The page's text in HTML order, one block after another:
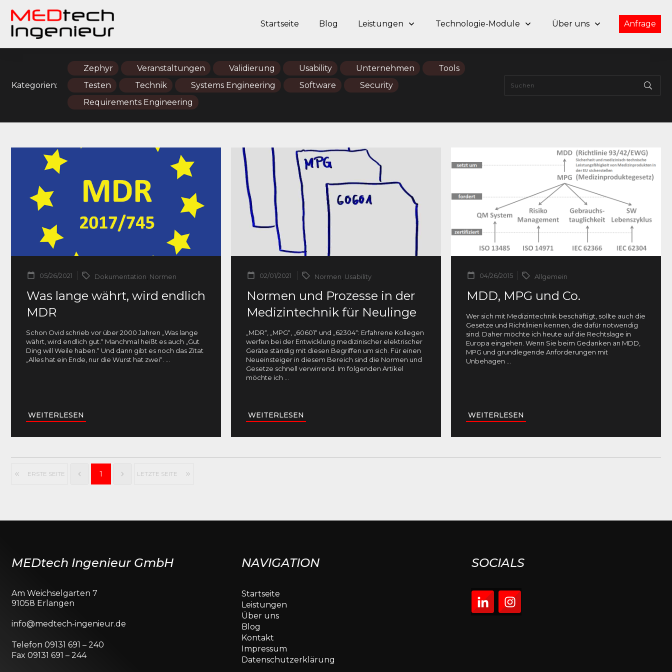
Startseite Blog Leistungen Technologie-Module Über uns Anfrage
Kategorien:
Zephyr Veranstaltungen Validierung Usability Unternehmen
Tools
Testen
Technik Systems Engineering Software
Security
Requirements Engineering
05/26/2021 Dokumentation Normen
Was lange währt, wird endlich
MDR
Schon Ovid schrieb vor über 2000 Jahren „Was lange
währt, wird endlich gut.“ Manchmal heißt es auch „Gut
Ding will Weile haben.“ Und dann gibt es noch das Zitat
„Alles hat ein Ende, nur die Wurst hat zwei“.
WEITERLESEN
02/01/2021 Normen Usability
Normen und Prozesse in der
Medizintechnik für Neulinge
„MDR“, „MPG“, „60601“ und „62304“: Erfahrene Kollegen
werfen bei der Entwicklung medizinischer elektrischer
Geräte ständig mit diesen Begriffen um sich. Für einen
Neueinsteiger in diesem Bereich sind die Normen und
Gesetze schnell verwirrend. Im folgenden Artikel
möchte ich
WEITERLESEN
04/26/2015 Allgemein
MDD, MPG und Co.
Wer sich mit Medizintechnik beschäftigt, sollte auch die
Gesetze und Richtlinien kennen, die dafür notwendig
sind. Daher möchte ich heute auf die Rechtslage in
Europa eingehen. Wenn Sie beim Gedanken an MDD,
MPG und grundlegende Anforderungen mit
Unbehagen
WEITERLESEN
ERSTE SEITE 1 LETZTE SEITE
MEDtech Ingenieur GmbH
Am Weichselgarten 7
91058 Erlangen
info@medtech-ingenieur.de
Telefon 09131 691 – 240
Fax 09131 691 – 244
NAVIGATION
Startseite
Leistungen
Über uns
Blog
Kontakt
Impressum
Datenschutzerklärung
SOCIALS